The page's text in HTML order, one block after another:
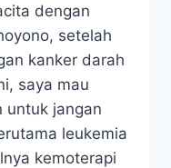
dengan
setelah
kanker darah
saya mau
untuk jangan
leukemia
kemoterapi